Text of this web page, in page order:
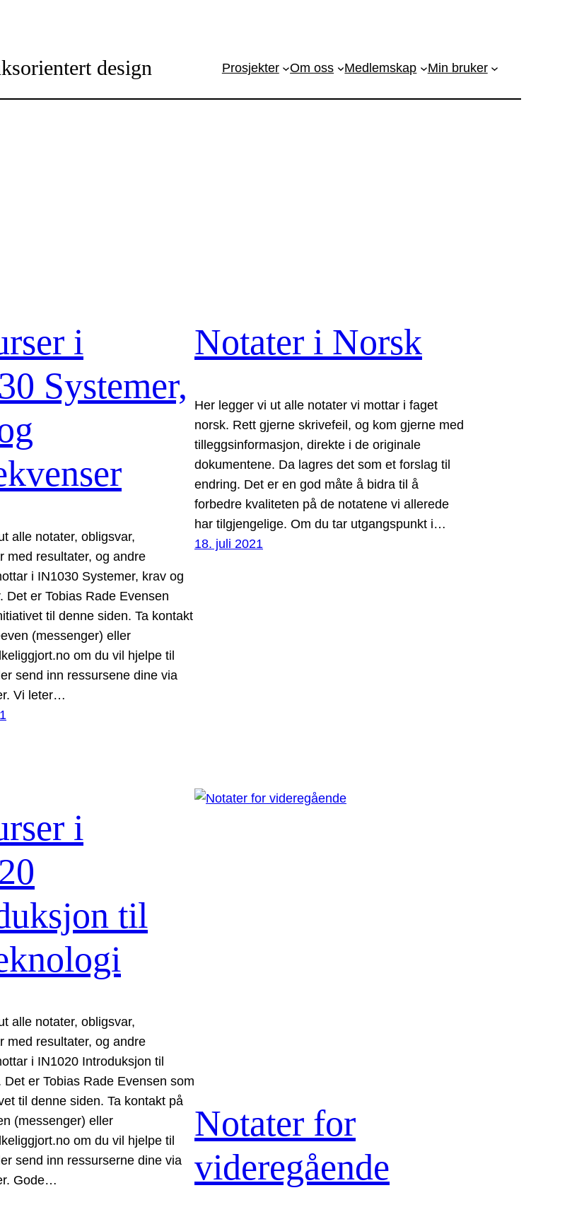
design Prosjekter Om oss Medlemskap Min bruker
i
Systemer,
alle notater, obligsvar,
med resultater, og andre
i IN1030 Systemer, krav og
Det er Tobias Rade Evensen
til denne siden. Ta kontakt
(messenger) eller
om du vil hjelpe til
send inn ressursene dine via
Vi leter…
Notater i Norsk
Her legger vi ut alle notater vi mottar i faget
norsk. Rett gjerne skrivefeil, og kom gjerne med
tilleggsinformasjon, direkte i de originale
dokumentene. Da lagres det som et forslag til
endring. Det er en god måte å bidra til å
forbedre kvaliteten på de notatene vi allerede
har tilgjengelige. Om du tar utgangspunkt i…
18. juli 2021
i
til
alle notater, obligsvar,
med resultater, og andre
i IN1020 Introduksjon til
Det er Tobias Rade Evensen som
til denne siden. Ta kontakt på
(messenger) eller
om du vil hjelpe til
send inn ressurserne dine via
Gode…
Notater for
videregående